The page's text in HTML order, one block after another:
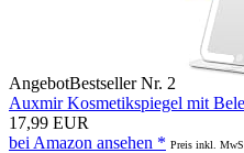
AngebotBestseller Nr. 2
Auxmir Kosmetikspiegel mit
17,99 EUR
bei Amazon ansehen * Preis inkl.